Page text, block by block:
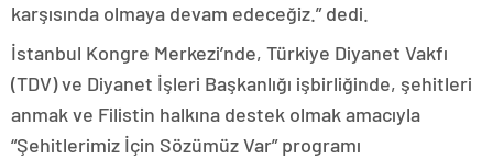
karşısında olmaya devam edeceğiz.” dedi.
İstanbul Kongre Merkezi’nde, Türkiye Diyanet Vakfı
(TDV) ve Diyanet İşleri Başkanlığı işbirliğinde, şehitleri
anmak ve Filistin halkına destek olmak amacıyla
“Şehitlerimiz İçin Sözümüz Var” programı